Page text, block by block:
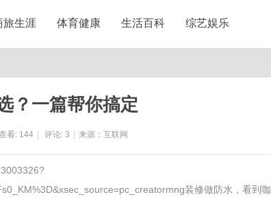
旅生涯 体育健康 生活百科 综艺娱乐
？一篇帮你搞定
看: 144 评论: 3 来源：互联网
装修做防水，看到咖